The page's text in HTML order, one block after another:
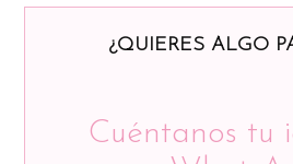
¿QUIERES ALGO
Cuéntanos tu